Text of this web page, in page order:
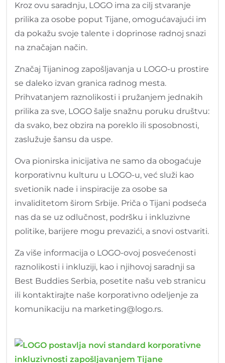
Kroz ovu saradnju, LOGO ima za cilj stvaranje
prilika za osobe poput Tijane, omogućavajući im
da pokažu svoje talente i doprinose radnoj snazi
na značajan način.
Značaj Tijaninog zapošljavanja u LOGO-u prostire
se daleko izvan granica radnog mesta.
Prihvatanjem raznolikosti i pružanjem jednakih
prilika za sve, LOGO šalje snažnu poruku društvu:
da svako, bez obzira na poreklo ili sposobnosti,
zaslužuje šansu da uspe.
Ova pionirska inicijativa ne samo da obogaćuje
korporativnu kulturu u LOGO-u, već služi kao
svetionik nade i inspiracije za osobe sa
invaliditetom širom Srbije. Priča o Tijani podseća
nas da se uz odlučnost, podršku i inkluzivne
politike, barijere mogu prevazići, a snovi ostvariti.
Za više informacija o LOGO-ovoj posvećenosti
raznolikosti i inkluziji, kao i njihovoj saradnji sa
Best Buddies Serbia, posetite našu veb stranicu
ili kontaktirajte naše korporativno odeljenje za
komunikaciju na marketing@logo.rs.